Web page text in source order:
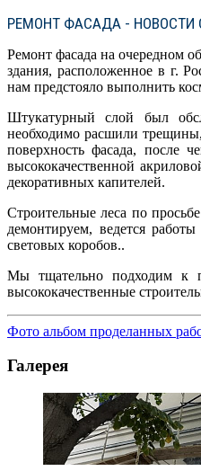
РЕМОНТ ФАСАДА - НОВОСТИ
Ремонт фасада на очередном
здания, расположенное в г.
нам предстояло выполнить
Штукатурный слой был
необходимо расшили
поверхность фасада, после
высококачественной
декоративных капителей.
Строительные леса по
демонтируем, ведется
световых коробов..
Мы тщательно подходим к
высококачественные
Фото альбом проделанных
Галерея